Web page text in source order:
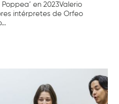
Poppea’ en 2023Valerio
intérpretes de Orfeo